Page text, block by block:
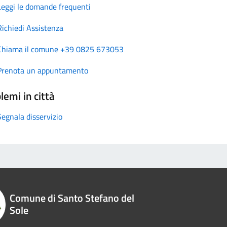
le domande frequenti
Assistenza
il comune +39 0825 673053
un appuntamento
in città
disservizio
Comune di Santo Stefano del
Sole